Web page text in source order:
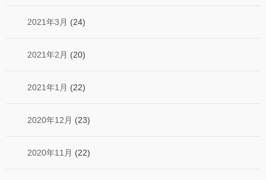
2021年3月 (24)
2021年2月 (20)
2021年1月 (22)
2020年12月 (23)
2020年11月 (22)